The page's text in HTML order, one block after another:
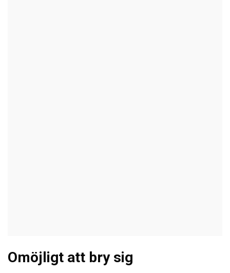
Omöjligt att bry sig